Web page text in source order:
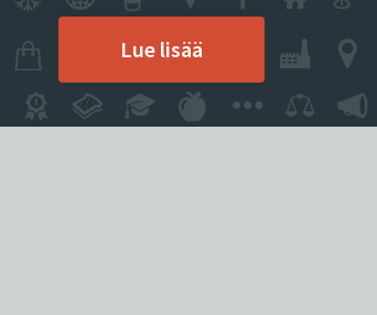
Lue lisää